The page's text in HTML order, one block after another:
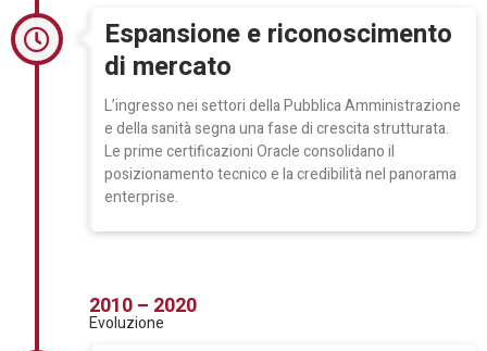
Espansione e riconoscimento
di mercato
L’ingresso nei settori della Pubblica Amministrazione
e della sanità segna una fase di crescita strutturata.
Le prime certificazioni Oracle consolidano il
posizionamento tecnico e la credibilità nel panorama
enterprise.
2010 – 2020
Evoluzione